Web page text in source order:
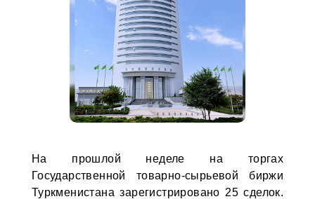
На прошлой неделе на торгах
Государственной товарно-сырьевой биржи
Туркменистана зарегистрировано 25 сделок.